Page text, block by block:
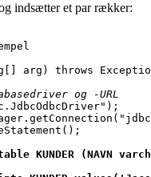
indsætter et par rækker:
arg) throws
og -URL
KUNDER (NAVN